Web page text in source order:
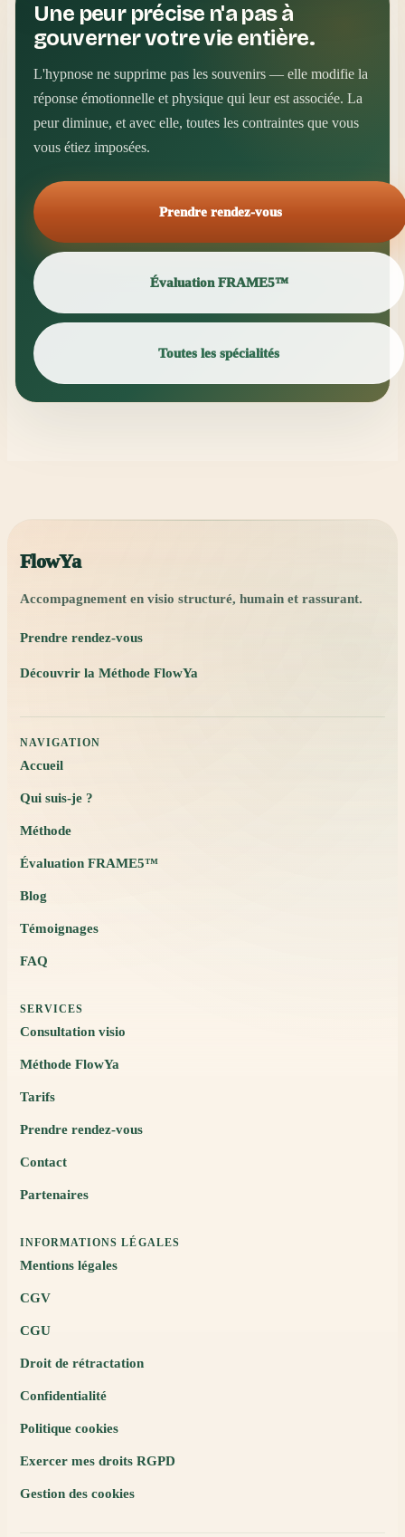
Une peur précise n'a pas à
gouverner votre vie entière.
L'hypnose ne supprime pas les souvenirs — elle modifie la
réponse émotionnelle et physique qui leur est associée. La
peur diminue, et avec elle, toutes les contraintes que vous
vous étiez imposées.
Prendre rendez-vous
Évaluation FRAME5™
Toutes les spécialités
FlowYa
Accompagnement en visio structuré, humain et rassurant.
Prendre rendez-vous
Découvrir la Méthode FlowYa
NAVIGATION
Accueil
Qui suis-je ?
Méthode
Évaluation FRAME5™
Blog
Témoignages
FAQ
SERVICES
Consultation visio
Méthode FlowYa
Tarifs
Prendre rendez-vous
Contact
Partenaires
INFORMATIONS LÉGALES
Mentions légales
CGV
CGU
Droit de rétractation
Confidentialité
Politique cookies
Exercer mes droits RGPD
Gestion des cookies